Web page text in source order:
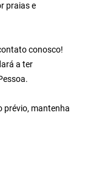
praias e
conosco!
a ter
prévio, mantenha